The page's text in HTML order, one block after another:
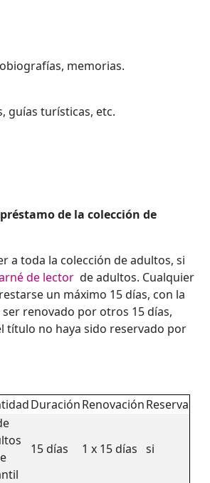
memorias.
guías turísticas, etc.
de la colección de
a toda la colección de adultos, si
de lector de adultos. Cualquier
un máximo 15 días, con la
renovado por otros 15 días,
título no haya sido reservado por
DuraciónRenovaciónReserva
15 días 1 x 15 días si